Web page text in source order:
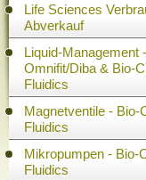
Life Sciences
Abverkauf
Liquid-Management
Omnifit/Diba & Bio-
Fluidics
Magnetventile - Bio-
Fluidics
Mikropumpen - Bio-
Fluidics